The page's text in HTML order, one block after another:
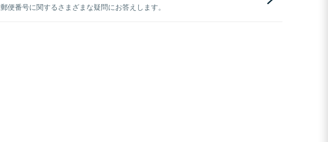
郵便番号に関するさまざまな疑問にお答えします。